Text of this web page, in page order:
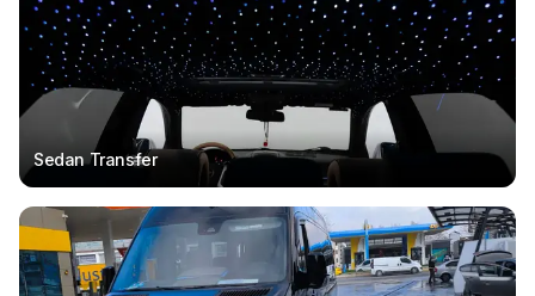
Sedan Transfer